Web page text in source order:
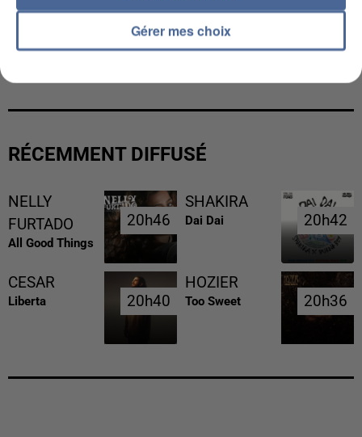
L’UN DES FONDATEURS SUPPOSÉS DE LA DZ
RÉCEMMENT DIFFUSÉ
NELLY
FURTADO
All Good Things
20h46
20h46
SHAKIRA
Dai Dai 20h42
20h42
CESAR
Liberta 20h40
20h40
HOZIER
Too Sweet 20h36
20h36
Gérer mes choix